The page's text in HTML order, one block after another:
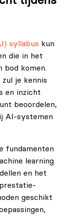
syllabus kun
die in het
bod komen.
zul je kennis
en inzicht
beoordelen,
AI-systemen
fundamenten
learning
en het
geschikt